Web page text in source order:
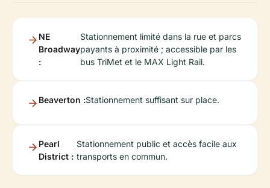
NE
Broadway
:
Stationnement limité dans la rue et parcs
payants à proximité ; accessible par les
bus TriMet et le MAX Light Rail.
Beaverton :Stationnement suffisant sur place.
Pearl
District :
Stationnement public et accès facile aux
transports en commun.